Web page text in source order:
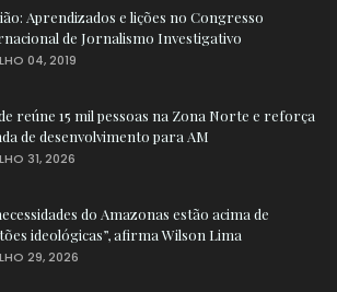
Aprendizados e lições no Congresso
de Jornalismo Investigativo
04, 2019
reúne 15 mil pessoas na Zona Norte e reforça
de desenvolvimento para AM
31, 2026
do Amazonas estão acima de
ideológicas”, afirma Wilson Lima
29, 2026